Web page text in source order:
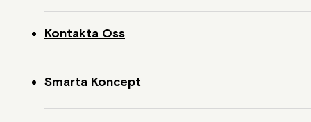
Kontakta Oss
Smarta Koncept